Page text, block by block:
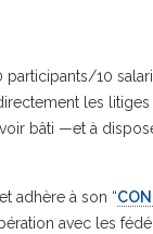
10
les
bâti —et à
et adhère à son “
avec les